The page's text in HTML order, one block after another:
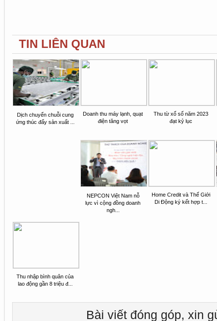
TIN LIÊN QUAN
Dịch chuyển chuỗi cung
ứng thúc đẩy sản xuất ...
Doanh thu máy lạnh, quạt
điện tăng vọt
Thu từ xổ số năm 2023
đạt kỷ lục
NEPCON Việt Nam nỗ
lực vì cộng đồng doanh
ngh...
Home Credit và Thế Giới
Di Động ký kết hợp t...
Thu nhập bình quân của
lao động gần 8 triệu đ...
Bài viết đóng góp, xin